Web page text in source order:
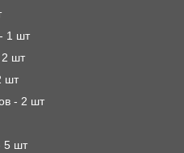
1 шт
шт
шт
- 2 шт
5 шт